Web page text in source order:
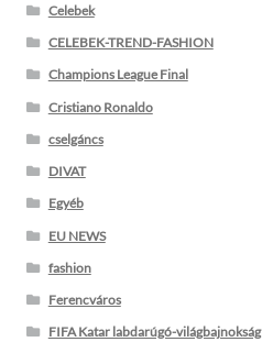
Celebek
CELEBEK-TREND-FASHION
Champions League Final
Cristiano Ronaldo
cselgáncs
DIVAT
Egyéb
EU NEWS
fashion
Ferencváros
FIFA Katar labdarúgó-világbajnokság